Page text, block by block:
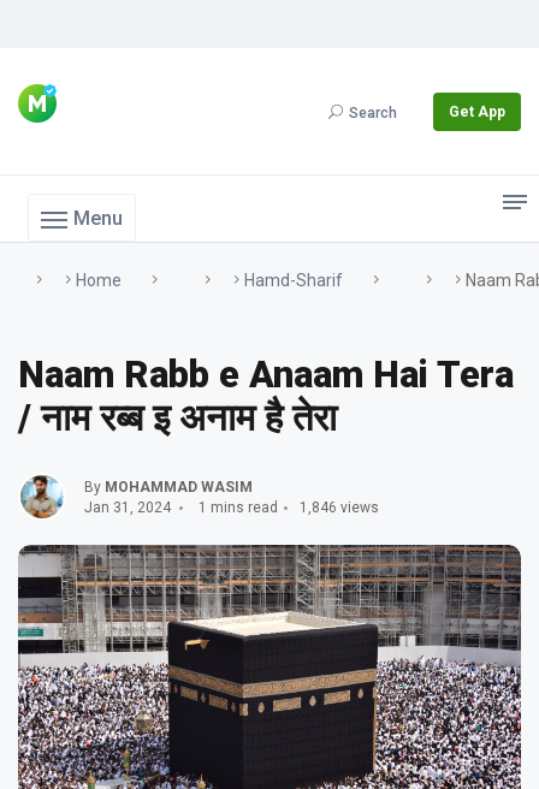
Search Get App
Menu
Home Hamd-Sharif Naam
Naam Rabb e Anaam Hai Tera
/ नाम रब्ब इ अनाम है तेरा
By MOHAMMAD WASIM
Jan 31, 2024
1 mins read 1,846 views